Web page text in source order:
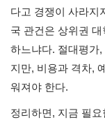
다고 경쟁이 사라지
국 관건은 상위권
하느냐다. 절대평가
지만, 비용과 격차,
워져야 한다.
정리하면, 지금 필